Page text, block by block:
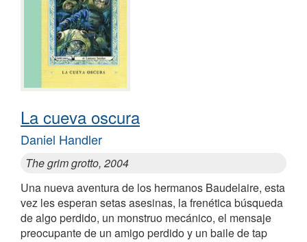
La cueva oscura
Daniel Handler
The grim grotto, 2004
Una nueva aventura de los hermanos Baudelaire, esta
vez les esperan setas asesinas, la frenética búsqueda
de algo perdido, un monstruo mecánico, el mensaje
preocupante de un amigo perdido y un baile de tap